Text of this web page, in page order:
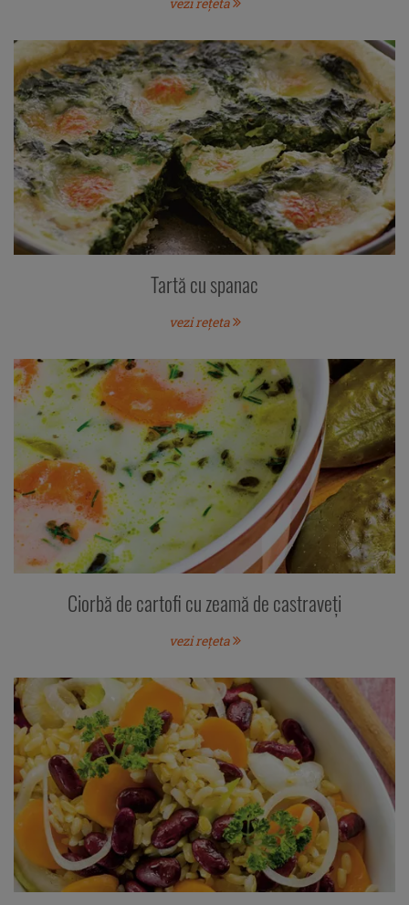
Tartă cu spanac
vezi rețeta
Ciorbă de cartofi cu zeamă de castraveţi
vezi rețeta